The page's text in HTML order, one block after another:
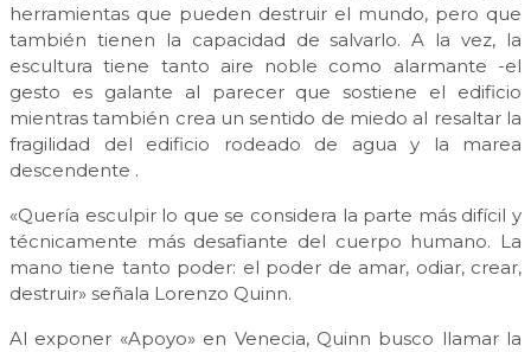
herramientas que pueden destruir el mundo, pero que
también tienen la capacidad de salvarlo. A la vez, la
escultura tiene tanto aire noble como alarmante -el
gesto es galante al parecer que sostiene el edificio
mientras también crea un sentido de miedo al resaltar la
fragilidad del edificio rodeado de agua y la marea
descendente .
«Quería esculpir lo que se considera la parte más difícil y
técnicamente más desafiante del cuerpo humano. La
mano tiene tanto poder: el poder de amar, odiar, crear,
destruir» señala Lorenzo Quinn.
Al exponer «Apoyo» en Venecia, Quinn busco llamar la